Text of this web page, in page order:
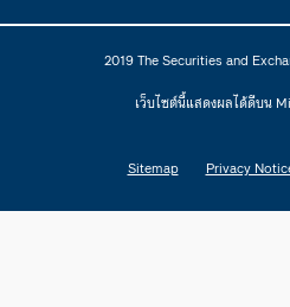
2019 The Securities and
เว็บไซต์นี้แสดงผลได้ดีบน
Sitemap Privacy